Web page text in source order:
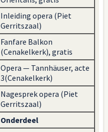
Inleiding opera (Piet
Gerritszaal)
Fanfare Balkon
(Cenakelkerk), gratis
Opera — Tannhäuser, acte
3(Cenakelkerk)
Nagesprek opera (Piet
Gerritszaal)
Onderdeel